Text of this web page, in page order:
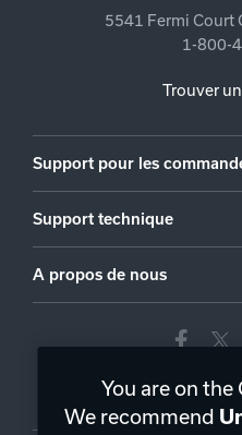
5541 Fermi Court
1-800-
Trouver
Support pour les
Support technique
A propos de nous
You are on
We recommend